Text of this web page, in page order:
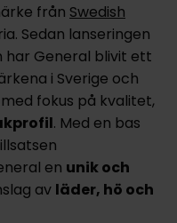
från Swedish
Sedan lanseringen
har General blivit ett
i Sverige och
fokus på kvalitet,
. Med en bas
en unik och
av läder, hö och